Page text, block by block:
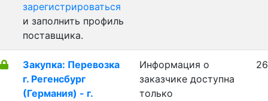
зарегистрироваться
и заполнить профиль
поставщика.
Закупка: Перевозка
г. Регенсбург
(Германия) - г.
Информация о
заказчике доступна
только